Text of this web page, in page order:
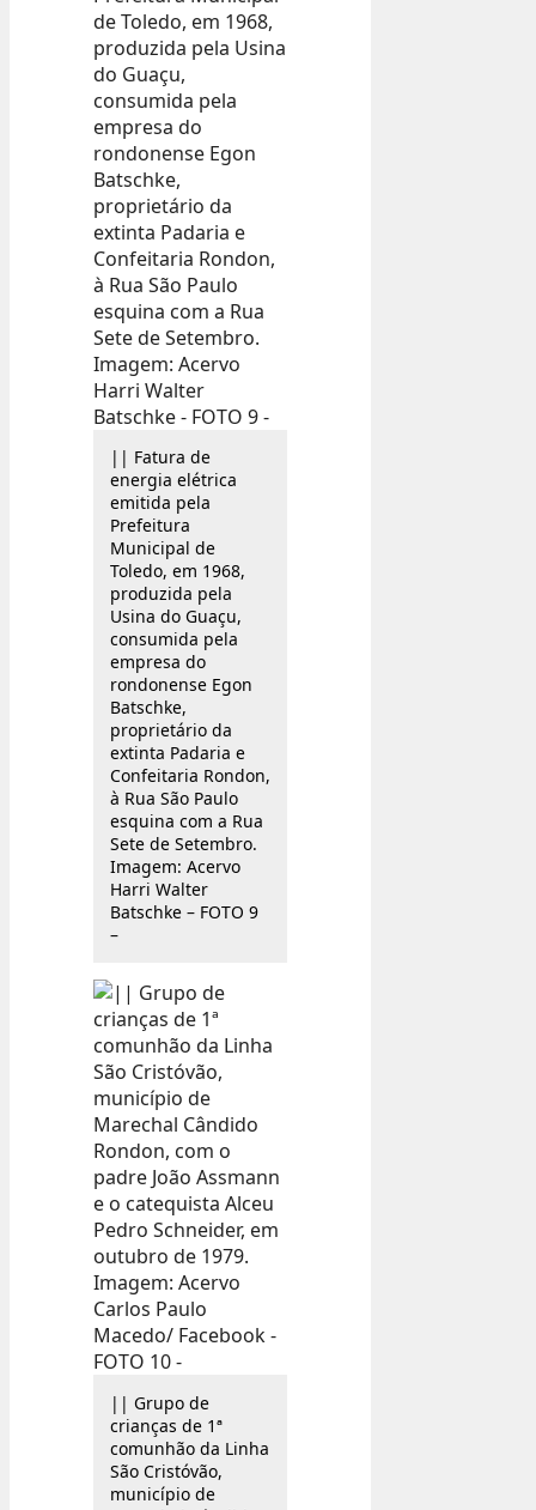
|| Fatura de
energia elétrica
emitida pela
Prefeitura
Municipal de
Toledo, em 1968,
produzida pela
Usina do Guaçu,
consumida pela
empresa do
rondonense Egon
Batschke,
proprietário da
extinta Padaria e
Confeitaria Rondon,
à Rua São Paulo
esquina com a Rua
Sete de Setembro.
Imagem: Acervo
Harri Walter
Batschke – FOTO 9
–
|| Grupo de
crianças de 1ª
comunhão da Linha
São Cristóvão,
município de